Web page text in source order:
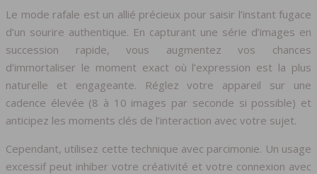
Le mode rafale est un allié précieux pour saisir l’instant fugace
d’un sourire authentique. En capturant une série d’images en
succession rapide, vous augmentez vos chances
d’immortaliser le moment exact où l’expression est la plus
naturelle et engageante. Réglez votre appareil sur une
cadence élevée (8 à 10 images par seconde si possible) et
anticipez les moments clés de l’interaction avec votre sujet.
Cependant, utilisez cette technique avec parcimonie. Un usage
excessif peut inhiber votre créativité et votre connexion avec